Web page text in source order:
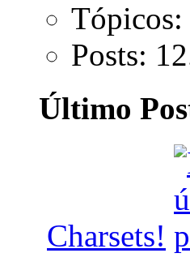
Tópicos:
Posts:
Último
Charsets!